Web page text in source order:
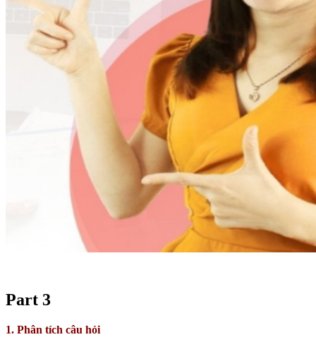
Part 3
1. Phân tích câu hỏi